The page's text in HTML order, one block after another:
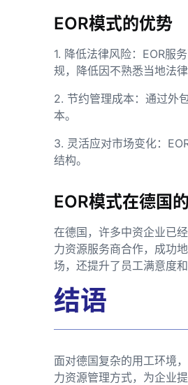
EOR模式的优势
1. 降低法律风险：EOR服
规，降低因不熟悉当地法律
2. 节约管理成本：通过外
本。
3. 灵活应对市场变化：
结构。
EOR模式在德国
在德国，许多中资企业已
力资源服务商合作，成功
场，还提升了员工满意度和
结语
面对德国复杂的用工环境
力资源管理方式，为企业